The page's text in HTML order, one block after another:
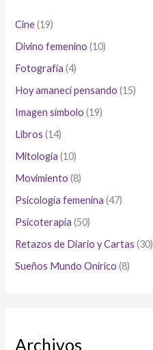
Cine(19)
Divino femenino (10)
Fotografía (4)
Hoy amanecí pensando (15)
Imagen símbolo (19)
Libros (14)
Mitología (10)
Movimiento (8)
Psicología femenina (47)
Psicoterapia (50)
Retazos de Diario y Cartas (30)
Sueños Mundo Onírico (8)
Archivos